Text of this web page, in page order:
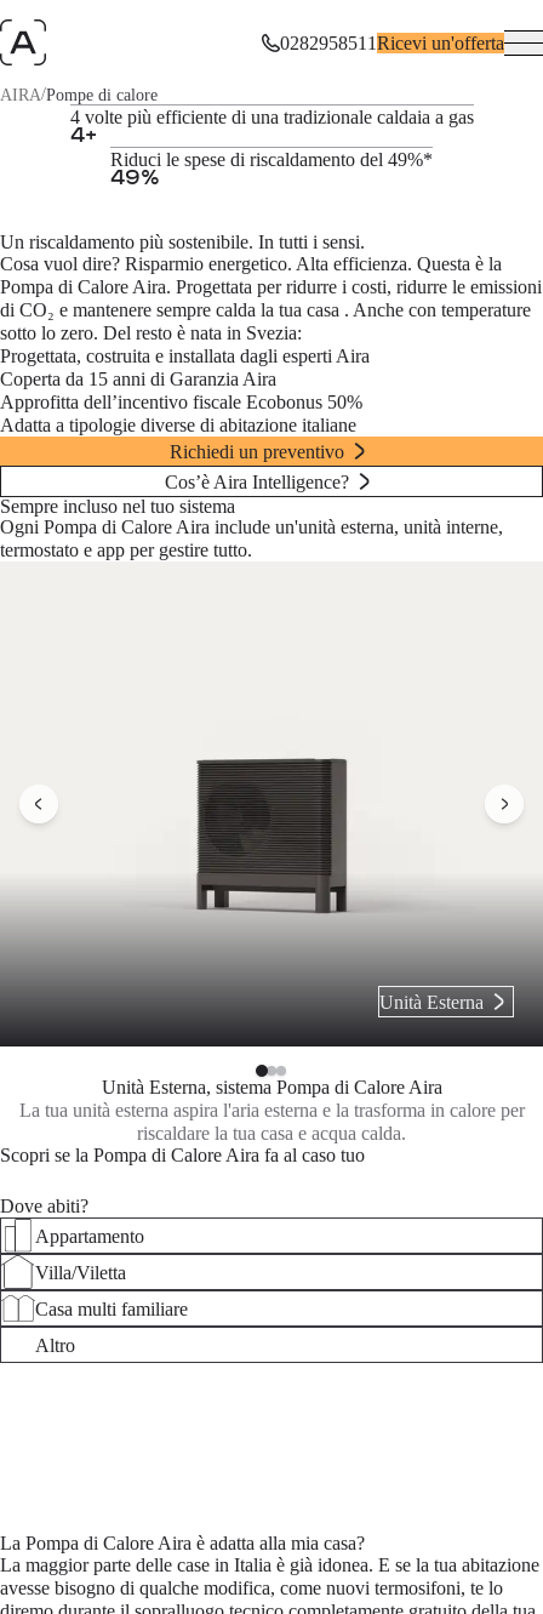
0282958511Ricevi un'offerta
AIRA/Pompe di calore
Installa una Pompa di Calore Aira e risparmia sulle tue bollette
Niente a che fare con una caldaia.
Ricevi un'offerta
4 volte più efficiente di una tradizionale caldaia a gas
4+
Riduci le spese di riscaldamento del 49%*
49%
Un riscaldamento più sostenibile. In tutti i sensi.
Cosa vuol dire? Risparmio energetico. Alta efficienza. Questa è la
Pompa di Calore Aira. Progettata per ridurre i costi, ridurre le emissioni
di CO₂ e mantenere sempre calda la tua casa . Anche con temperature
sotto lo zero. Del resto è nata in Svezia:
Progettata, costruita e installata dagli esperti Aira
Coperta da 15 anni di Garanzia Aira
Approfitta dell’incentivo fiscale Ecobonus 50%
Adatta a tipologie diverse di abitazione italiane
Richiedi un preventivo
Cos’è Aira Intelligence?
Sempre incluso nel tuo sistema
Ogni Pompa di Calore Aira include un'unità esterna, unità interne,
termostato e app per gestire tutto.
Unità Esterna
Previous slide Next
Unità Esterna, sistema Pompa di Calore Aira
La tua unità esterna aspira l'aria esterna e la trasforma in calore per
riscaldare la tua casa e acqua calda.
Scopri se la Pompa di Calore Aira fa al caso tuo
Dove abiti?
Appartamento
Villa/Viletta
Casa multi familiare
Altro
La Pompa di Calore Aira è adatta alla mia casa?
La maggior parte delle case in Italia è già idonea. E se la tua abitazione
avesse bisogno di qualche modifica, come nuovi termosifoni, te lo